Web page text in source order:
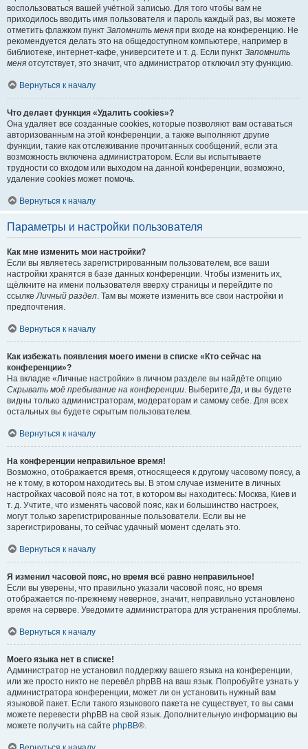
воспользоваться вашей учётной записью. Для того чтобы вам не
приходилось вводить имя пользователя и пароль каждый раз, вы можете
отметить флажком пункт Запомнить меня при входе на конференцию. Не
рекомендуется делать это на общедоступном компьютере, например в
библиотеке, интернет-кафе, университете и т. д. Если пункт Запомнить
меня отсутствует, это значит, что администратор отключил эту функцию.
Вернуться к началу
Что делает функция «Удалить cookies»?
Она удаляет все созданные cookies, которые позволяют вам оставаться
авторизованным на этой конференции, а также выполняют другие
функции, такие как отслеживание прочитанных сообщений, если эта
возможность включена администратором. Если вы испытываете
трудности со входом или выходом на данной конференции, возможно,
удаление cookies может помочь.
Вернуться к началу
Параметры и настройки пользователя
Как мне изменить мои настройки?
Если вы являетесь зарегистрированным пользователем, все ваши
настройки хранятся в базе данных конференции. Чтобы изменить их,
щёлкните на имени пользователя вверху страницы и перейдите по
ссылкеЛичный раздел. Там вы можете изменить все свои настройки и
предпочтения.
Вернуться к началу
Как избежать появления моего имени в списке «Кто сейчас на
конференции»?
На вкладке «Личные настройки» в личном разделе вы найдёте опцию
Скрывать моё пребывание на конференции. ВыберитеДа, и вы будете
видны только администраторам, модераторам и самому себе. Для всех
остальных вы будете скрытым пользователем.
Вернуться к началу
На конференции неправильное время!
Возможно, отображается время, относящееся к другому часовому поясу, а
не к тому, в котором находитесь вы. В этом случае измените в личных
настройках часовой пояс на тот, в котором вы находитесь: Москва, Киев и
т. д. Учтите, что изменять часовой пояс, как и большинство настроек,
могут только зарегистрированные пользователи. Если вы не
зарегистрированы, то сейчас удачный момент сделать это.
Вернуться к началу
Я изменил часовой пояс, но время всё равно неправильное!
Если вы уверены, что правильно указали часовой пояс, но время
отображается по-прежнему неверное, значит, неправильно установлено
время на сервере. Уведомите администратора для устранения проблемы.
Вернуться к началу
Моего языка нет в списке!
Администратор не установил поддержку вашего языка на конференции,
или же просто никто не перевёл phpBB на ваш язык. Попробуйте узнать у
администратора конференции, может ли он установить нужный вам
языковой пакет. Если такого языкового пакета не существует, то вы сами
можете перевести phpBB на свой язык. Дополнительную информацию вы
можете получить на сайте phpBB®.